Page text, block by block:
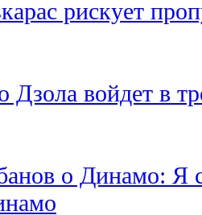
рискует
Дзола войдет в
о Динамо: Я